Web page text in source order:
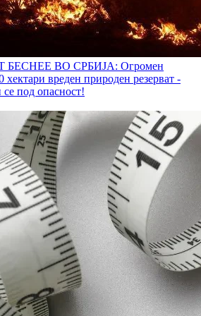
ВО СРБИЈА: Огромен
хектари вреден природен резерват -
под опасност!